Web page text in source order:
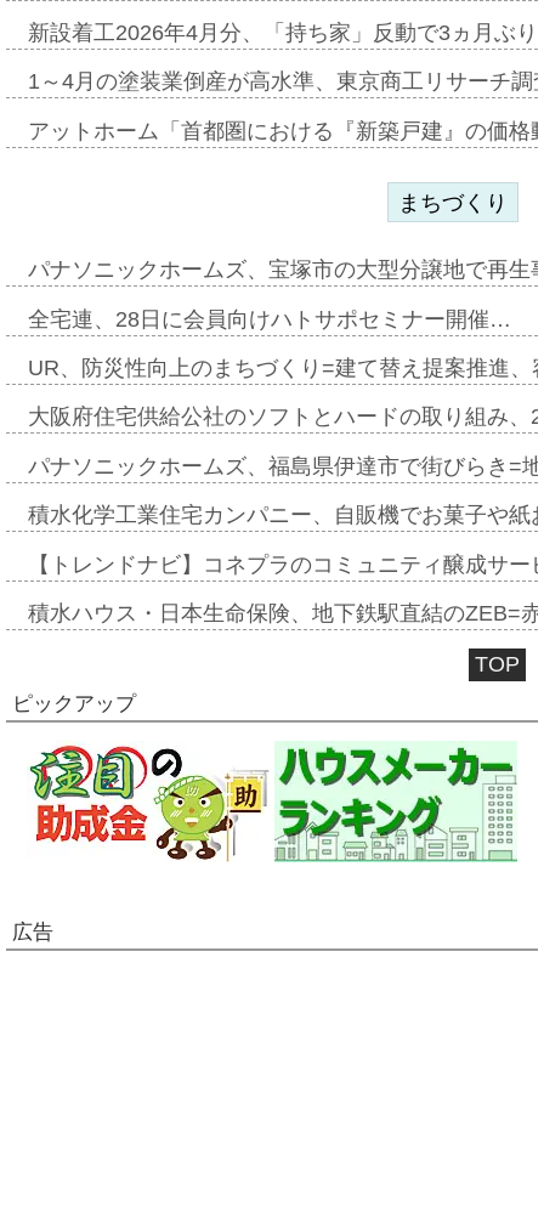
新設着工2026年4月分、「持ち家」反動で3ヵ月ぶ
1～4月の塗装業倒産が高水準、東京商工リサーチ
アットホーム「首都圏における『新築戸建』の価
まちづくり
パナソニックホームズ、宝塚市の大型分譲地で再
全宅連、28日に会員向けハトサポセミナー開催…
UR、防災性向上のまちづくり=建て替え提案推進
大阪府住宅供給公社のソフトとハードの取り組み
パナソニックホームズ、福島県伊達市で街びらき=
積水化学工業住宅カンパニー、自販機でお菓子や
【トレンドナビ】コネプラのコミュニティ醸成サ
積水ハウス・日本生命保険、地下鉄駅直結のZEB=
TOP
ピックアップ
広告